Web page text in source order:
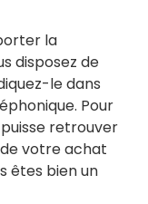
la
disposez de
le dans
Pour
retrouver
votre achat
êtes bien un